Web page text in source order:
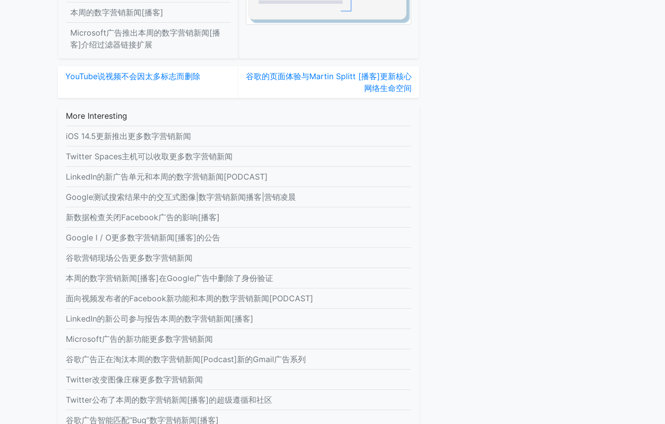
本周的数字营销新闻[播客]
Microsoft广告推出本周的数字营销新闻[播
客]介绍过滤器链接扩展
YouTube说视频不会因太多标志而删除
谷歌的页面体验与Martin Splitt [播客]更新核心
网络生命空间
More Interesting
iOS 14.5更新推出更多数字营销新闻
Twitter Spaces主机可以收取更多数字营销新闻
LinkedIn的新广告单元和本周的数字营销新闻[PODCAST]
Google测试搜索结果中的交互式图像|数字营销新闻播客|营销凌晨
新数据检查关闭Facebook广告的影响[播客]
Google I / O更多数字营销新闻[播客]的公告
谷歌营销现场公告更多数字营销新闻
本周的数字营销新闻[播客]在Google广告中删除了身份验证
面向视频发布者的Facebook新功能和本周的数字营销新闻[PODCAST]
LinkedIn的新公司参与报告本周的数字营销新闻[播客]
Microsoft广告的新功能更多数字营销新闻
谷歌广告正在淘汰本周的数字营销新闻[Podcast]新的Gmail广告系列
Twitter改变图像庄稼更多数字营销新闻
Twitter公布了本周的数字营销新闻[播客]的超级遵循和社区
谷歌广告智能匹配“Bug”数字营销新闻[播客]